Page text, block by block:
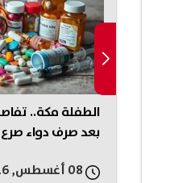
الطفلة مكة..
بعد صرف دواء صرع